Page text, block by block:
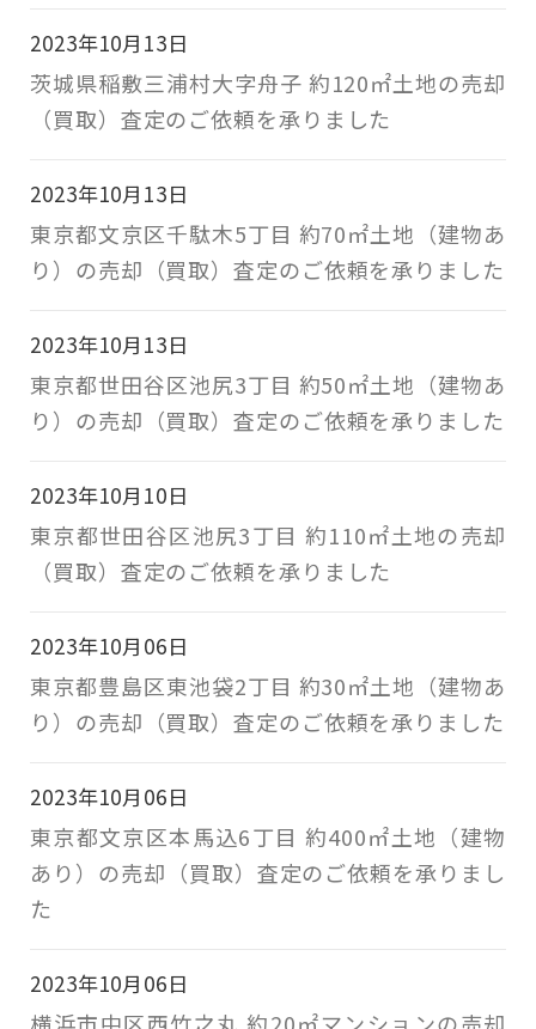
2023年10月13日
茨城県稲敷三浦村大字舟子 約120㎡土地の売却
（買取）査定のご依頼を承りました
2023年10月13日
東京都文京区千駄木5丁目 約70㎡土地（建物あ
り）の売却（買取）査定のご依頼を承りました
2023年10月13日
東京都世田谷区池尻3丁目 約50㎡土地（建物あ
り）の売却（買取）査定のご依頼を承りました
2023年10月10日
東京都世田谷区池尻3丁目 約110㎡土地の売却
（買取）査定のご依頼を承りました
2023年10月06日
東京都豊島区東池袋2丁目 約30㎡土地（建物あ
り）の売却（買取）査定のご依頼を承りました
2023年10月06日
東京都文京区本馬込6丁目 約400㎡土地（建物
あり）の売却（買取）査定のご依頼を承りまし
た
2023年10月06日